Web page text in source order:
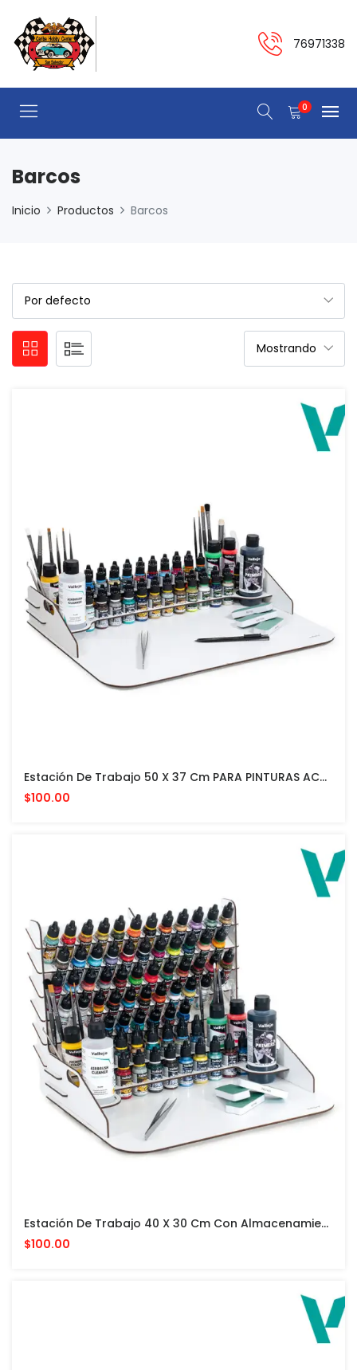
76971338
0
Barcos
Inicio Productos Barcos
Estación De Trabajo 50 X 37 Cm PARA PINTURAS ACRILICAS VALLEJO Y ACCESORIOS
$100.00
Estación De Trabajo 40 X 30 Cm Con Almacenamiento Vertical PARA PINTURAS VALLEJO Y ACCESORIOS
$100.00